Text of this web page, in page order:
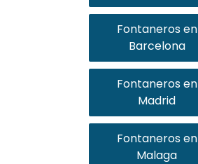
Fontaneros en
Barcelona
Fontaneros en
Madrid
Fontaneros en
Malaga